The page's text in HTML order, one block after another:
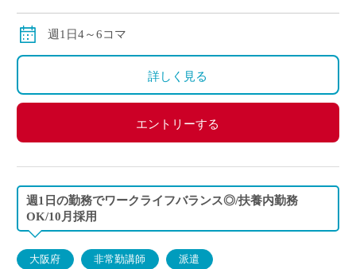
週1日4～6コマ
詳しく見る
エントリーする
週1日の勤務でワークライフバランス◎/扶養内勤務
OK/10月採用
大阪府 非常勤講師 派遣